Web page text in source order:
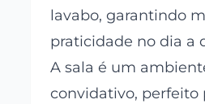
lavabo, garantindo
praticidade no dia a
A sala é um
convidativo, perfeito